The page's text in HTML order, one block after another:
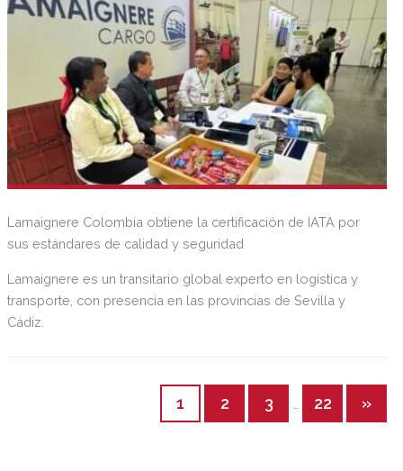
Lamaignere Colombia obtiene la certificación de IATA por
sus estándares de calidad y seguridad
Lamaignere es un transitario global experto en logística y
transporte, con presencia en las provincias de Sevilla y
Cádiz.
1 2 3 22 »